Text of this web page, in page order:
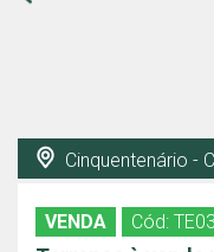
Cinquentenário -
VENDA Cód: